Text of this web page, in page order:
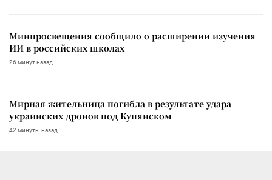
Минпросвещения сообщило о расширении изучения
ИИ в российских школах
26 минут назад
Мирная жительница погибла в результате удара
украинских дронов под Купянском
42 минуты назад